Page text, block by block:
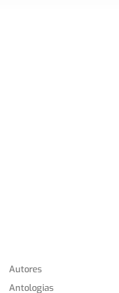
Autores
Antologias